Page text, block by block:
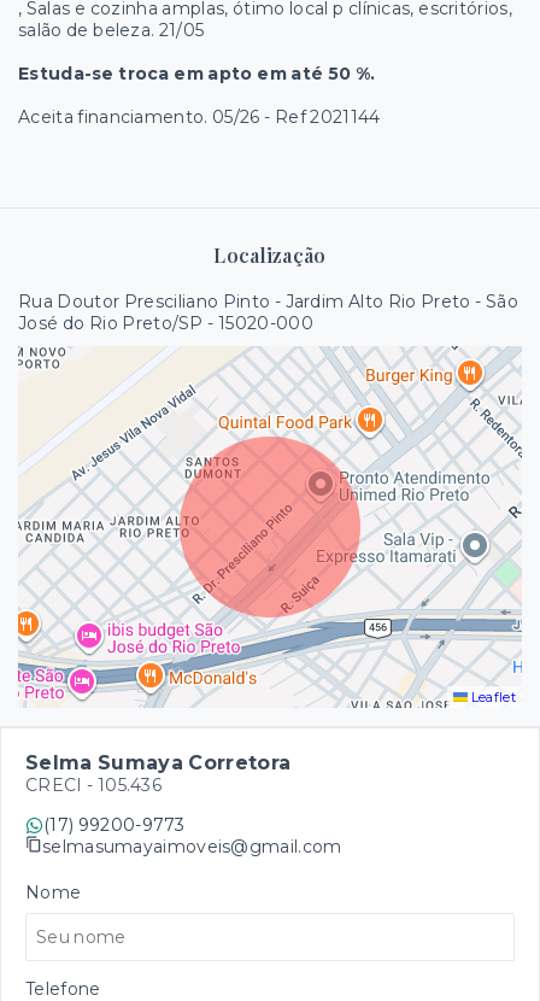
, Salas e cozinha amplas, ótimo local p clínicas, escritórios,
salão de beleza. 21/05
Estuda-se troca em apto em até 50 %.
Aceita financiamento. 05/26 - Ref 2021144
Localização
Rua Doutor Presciliano Pinto - Jardim Alto Rio Preto - São
José do Rio Preto/SP - 15020-000
Leaflet
Selma Sumaya Corretora
CRECI - 105.436
(17) 99200-9773
selmasumayaimoveis@gmail.com
Nome
Telefone